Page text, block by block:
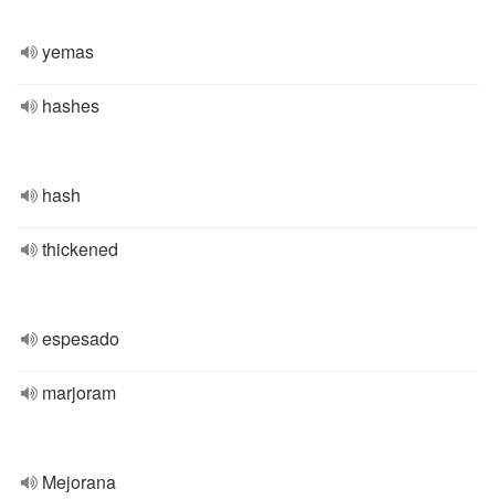
yemas
hashes
hash
thickened
espesado
marjoram
Mejorana